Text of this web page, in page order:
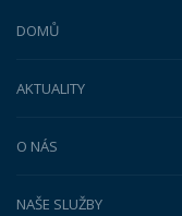
DOMŮ
AKTUALITY
O NÁS
NAŠE SLUŽBY